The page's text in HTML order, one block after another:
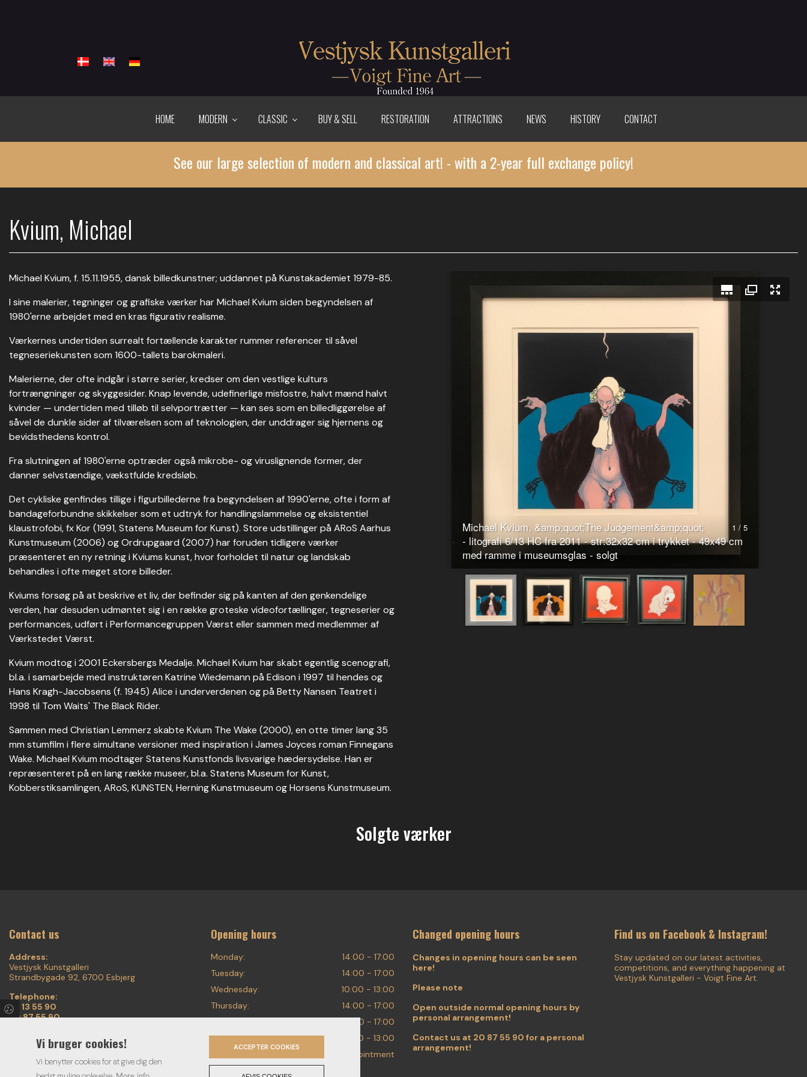
HOME MODERN CLASSIC BUY & SELL RESTORATION ATTRACTIONS NEWS HISTORY CONTACT
See our large selection of modern and classical art! - with a 2-year full exchange policy!
Kvium, Michael
Michael Kvium, f. 15.11.1955, dansk billedkunstner; uddannet på Kunstakademiet 1979-85.
I sine malerier, tegninger og grafiske værker har Michael Kvium siden begyndelsen af
1980'erne arbejdet med en kras figurativ realisme.
Værkernes undertiden surrealt fortællende karakter rummer referencer til såvel
tegneseriekunsten som 1600-tallets barokmaleri.
Malerierne, der ofte indgår i større serier, kredser om den vestlige kulturs
fortrængninger og skyggesider. Knap levende, udefinerlige misfostre, halvt mænd halvt
kvinder — undertiden med tilløb til selvportrætter — kan ses som en billedliggørelse af
såvel de dunkle sider af tilværelsen som af teknologien, der unddrager sig hjernens og
bevidsthedens kontrol.
Fra slutningen af 1980'erne optræder også mikrobe- og viruslignende former, der
danner selvstændige, vækstfulde kredsløb.
Det cykliske genfindes tillige i figurbillederne fra begyndelsen af 1990'erne, ofte i form af
bandageforbundne skikkelser som et udtryk for handlingslammelse og eksistentiel
klaustrofobi, fx Kor (1991, Statens Museum for Kunst). Store udstillinger på ARoS Aarhus
Kunstmuseum (2006) og Ordrupgaard (2007) har foruden tidligere værker
præsenteret en ny retning i Kviums kunst, hvor forholdet til natur og landskab
behandles i ofte meget store billeder.
Kviums forsøg på at beskrive et liv, der befinder sig på kanten af den genkendelige
verden, har desuden udmøntet sig i en række groteske videofortællinger, tegneserier og
performances, udført i Performancegruppen Værst eller sammen med medlemmer af
Værkstedet Værst.
Kvium modtog i 2001 Eckersbergs Medalje. Michael Kvium har skabt egentlig scenografi,
bl.a. i samarbejde med instruktøren Katrine Wiedemann på Edison i 1997 til hendes og
Hans Kragh-Jacobsens (f. 1945) Alice i underverdenen og på Betty Nansen Teatret i
1998 til Tom Waits' The Black Rider.
Sammen med Christian Lemmerz skabte Kvium The Wake (2000), en otte timer lang 35
mm stumfilm i flere simultane versioner med inspiration i James Joyces roman Finnegans
Wake. Michael Kvium modtager Statens Kunstfonds livsvarige hædersydelse. Han er
repræsenteret på en lang række museer, bl.a. Statens Museum for Kunst,
Kobberstiksamlingen, ARoS, KUNSTEN, Herning Kunstmuseum og Horsens Kunstmuseum.
1 / 5
Michael Kvium, &amp;quot;The Judgement&amp;quot;
- litografi 6/13 HC fra 2011 - str:32x32 cm i trykket - 49x49 cm
med ramme i museumsglas - solgt
Solgte værker
Contact us
Address:
Vestjysk Kunstgalleri
Strandbygade 92, 6700 Esbjerg
Telephone:
75 13 55 90
20 87 55 90
voigt.finearts@mail.tele.dk
Opening hours
Monday:
14:00 - 17:00
Tuesday:
14:00 - 17:00
Wednesday:
10:00 - 13:00
Thursday:
14:00 - 17:00
14:00 - 17:00
Saturday:
10:00 - 13:00
By appointment
Changed opening hours
Changes in opening hours can be seen
here!
Please note
Open outside normal opening hours by
personal arrangement!
Contact us at 20 87 55 90 for a personal
arrangement!
Find us on Facebook & Instagram!
Stay updated on our latest activities,
competitions, and everything happening at
Vestjysk Kunstgalleri - Voigt Fine Art.
Vi bruger cookies!
Vi benytter cookies for at give dig den
ACCEPTER COOKIES